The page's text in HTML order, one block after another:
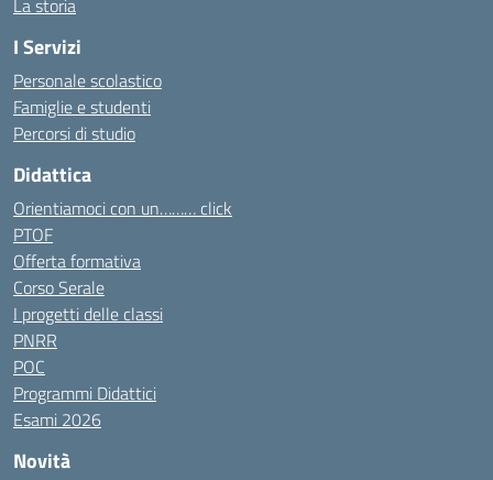
La storia
I Servizi
Personale scolastico
Famiglie e studenti
Percorsi di studio
Didattica
Orientiamoci con un……… click
PTOF
Offerta formativa
Corso Serale
I progetti delle classi
PNRR
POC
Programmi Didattici
Esami 2026
Novità